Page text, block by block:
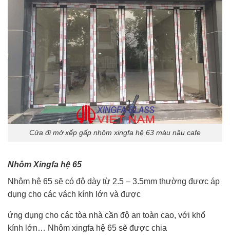
Cửa đi mở xếp gấp nhôm xingfa hệ 63 màu nâu cafe
Nhôm Xingfa hệ 65
Nhôm hệ 65 sẽ có độ dày từ 2.5 – 3.5mm thường được áp
dụng cho các vách kính lớn và được
ứng dụng cho các tòa nhà cần độ an toàn cao, với khổ
kính lớn… Nhôm xingfa hệ 65 sẽ được chia